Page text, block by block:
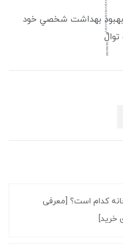
بهبود بهداشت شخصي خود
کدام است؟ [معرفی
خرید]